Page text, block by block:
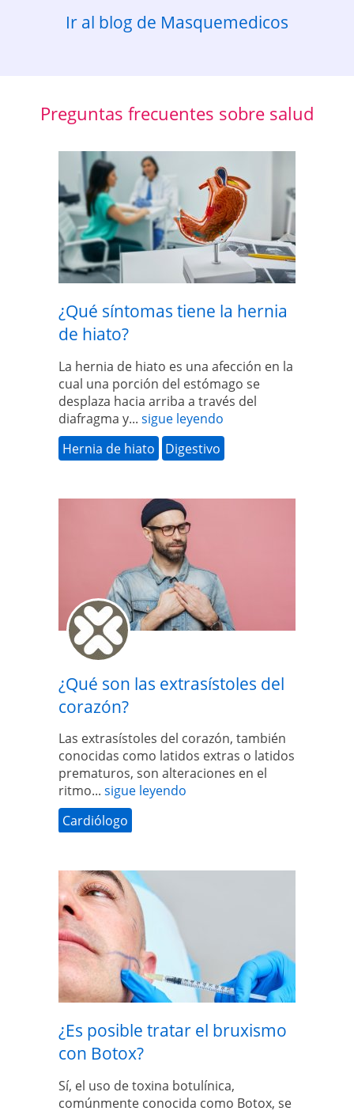
Ir al blog de Masquemedicos
Preguntas frecuentes sobre salud
¿Qué síntomas tiene la hernia
de hiato?
La hernia de hiato es una afección en la
cual una porción del estómago se
desplaza hacia arriba a través del
diafragma y... sigue leyendo
Hernia de hiato
Digestivo
¿Qué son las extrasístoles del
corazón?
Las extrasístoles del corazón, también
conocidas como latidos extras o latidos
prematuros, son alteraciones en el
ritmo... sigue leyendo
Cardiólogo
¿Es posible tratar el bruxismo
con Botox?
Sí, el uso de toxina botulínica,
comúnmente conocida como Botox, se